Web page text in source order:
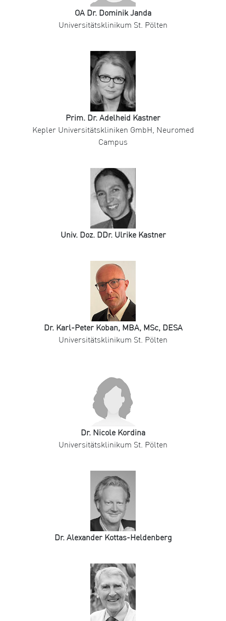
OA Dr. Dominik Janda
Universitätsklinikum St. Pölten
Prim. Dr. Adelheid Kastner
Kepler Universitätskliniken GmbH, Neuromed
Campus
Univ. Doz. DDr. Ulrike Kastner
Dr. Karl-Peter Koban, MBA, MSc, DESA
Universitätsklinikum St. Pölten
Dr. Nicole Kordina
Universitätsklinikum St. Pölten
Dr. Alexander Kottas-Heldenberg